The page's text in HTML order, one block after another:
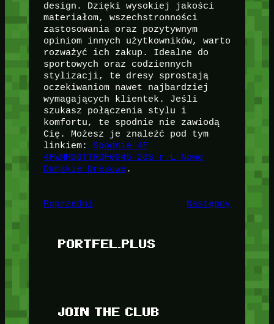
design. Dzięki wysokiej jakości
materiałom, wszechstronności
zastosowania oraz pozytywnym
opiniom innych użytkowników, warto
rozważyć ich zakup. Idealne do
sportowych oraz codziennych
stylizacji, te dresy sprostają
oczekiwaniom nawet najbardziej
wymagających klientek. Jeśli
szukasz połączenia stylu i
komfortu, te spodnie nie zawiodą
Cię. Możesz je znaleźć pod tym
linkiem: Spodnie 4F
4FWMM00TTROF0945-20S r.L Nowe
Damskie Dresowe .
Poprzedni Następny
PORTFEL.PLUS
JOIN THE CLUB